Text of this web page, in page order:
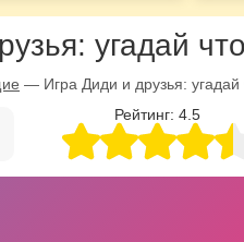
угадай
— Игра Диди и друзья: угадай
Рейтинг: 4.5